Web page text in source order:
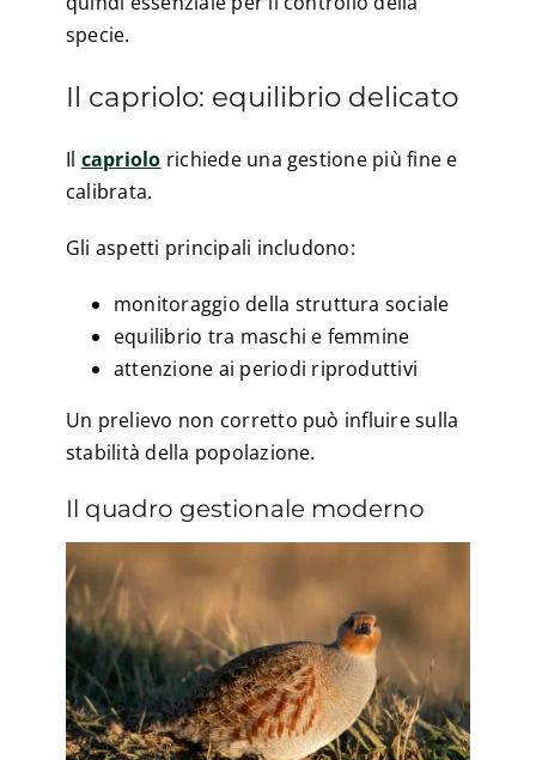
specie.
Il capriolo: equilibrio delicato
Il capriolo richiede una gestione più fine e
calibrata.
Gli aspetti principali includono:
monitoraggio della struttura sociale
equilibrio tra maschi e femmine
attenzione ai periodi riproduttivi
Un prelievo non corretto può influire sulla
stabilità della popolazione.
Il quadro gestionale moderno